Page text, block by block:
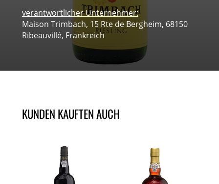
verantwortlicher Unternehmer:
Maison Trimbach, 15 Rte de Bergheim, 68150
Ribeauvillé, Frankreich
KUNDEN KAUFTEN AUCH